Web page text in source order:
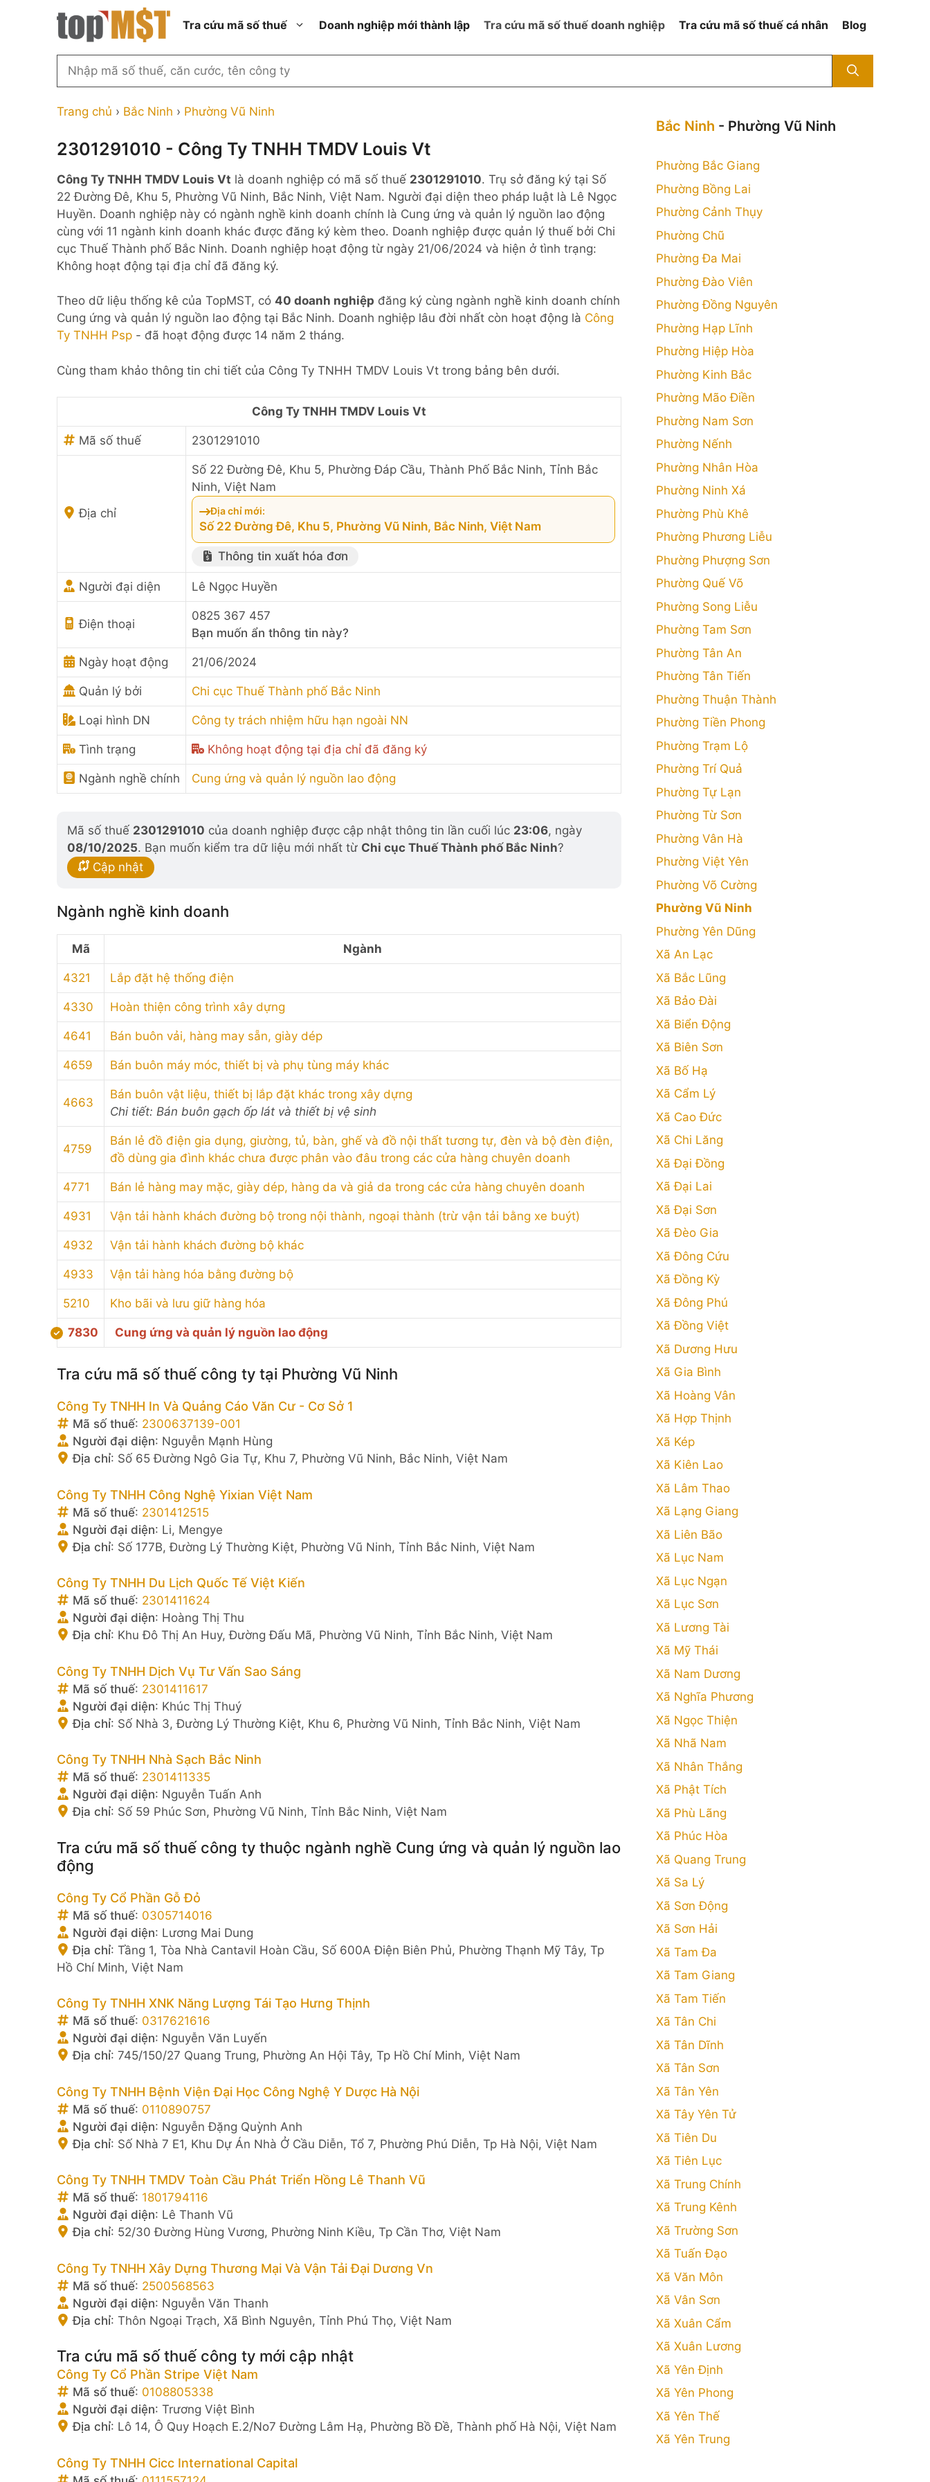
Tra cứu mã số thuế
Thành phố Hồ Chí Minh
Thành phố Hà Nội
Thành phố Đà Nẵng
Thành phố Hải Phòng
Thanh Hóa
Bắc Ninh
Nghệ An
Công ty cổ phần ngoài NN
Công ty hợp doanh
thành viên ngoài NN
thành viên trở lên ngoài NN
Công ty trách nhiệm hữu hạn
ngoài NN
Doanh nghiệp 100% vốn đầu tư
nước ngoài
Nhà nước
Ngừng hoạt động nhưng chưa
hoàn thành thủ tục đóng MST
Không hoạt động tại địa chỉ đã
đăng ký
Doanh nghiệp mới thành lập Tra cứu mã số thuế doanh nghiệp Tra cứu mã số thuế cá nhân Blog
Tìm
theo
công
người
đại
diện
hoặc
mã
số
...
Trang chủ › Bắc Ninh › Phường Vũ Ninh
2301291010 - Công Ty TNHH TMDV Louis Vt
Công Ty TNHH TMDV Louis Vt là doanh nghiệp có mã số thuế 2301291010. Trụ sở đăng ký tại Số
22 Đường Đê, Khu 5, Phường Vũ Ninh, Bắc Ninh, Việt Nam. Người đại diện theo pháp luật là Lê Ngọc
Huyền. Doanh nghiệp này có ngành nghề kinh doanh chính là Cung ứng và quản lý nguồn lao động
cùng với 11 ngành kinh doanh khác được đăng ký kèm theo. Doanh nghiệp được quản lý thuế bởi Chi
cục Thuế Thành phố Bắc Ninh. Doanh nghiệp hoạt động từ ngày 21/06/2024 và hiện ở tình trạng:
Không hoạt động tại địa chỉ đã đăng ký.
Theo dữ liệu thống kê của TopMST, có 40 doanh nghiệp đăng ký cùng ngành nghề kinh doanh chính
Cung ứng và quản lý nguồn lao động tại Bắc Ninh. Doanh nghiệp lâu đời nhất còn hoạt động là Công
Ty TNHH Psp - đã hoạt động được 14 năm 2 tháng.
Cùng tham khảo thông tin chi tiết của Công Ty TNHH TMDV Louis Vt trong bảng bên dưới.
Công Ty TNHH TMDV Louis Vt
Mã số thuế 2301291010
Địa chỉ
Số 22 Đường Đê, Khu 5, Phường Đáp Cầu, Thành Phố Bắc Ninh, Tỉnh Bắc
Ninh, Việt Nam
Địa chỉ mới:
Số 22 Đường Đê, Khu 5, Phường Vũ Ninh, Bắc Ninh, Việt Nam
Thông tin xuất hóa đơn
Người đại diện Lê Ngọc Huyền
Điện thoại
0825 367 457
Bạn muốn ẩn thông tin này?
Ngày hoạt động 21/06/2024
Quản lý bởi Chi cục Thuế Thành phố Bắc Ninh
Loại hình DN Công ty trách nhiệm hữu hạn ngoài NN
Tình trạng Không hoạt động tại địa chỉ đã đăng ký
Ngành nghề chính Cung ứng và quản lý nguồn lao động
Mã số thuế 2301291010 của doanh nghiệp được cập nhật thông tin lần cuối lúc 23:06, ngày
08/10/2025. Bạn muốn kiểm tra dữ liệu mới nhất từ Chi cục Thuế Thành phố Bắc Ninh?
Cập nhật
Ngành nghề kinh doanh
Mã Ngành
4321 Lắp đặt hệ thống điện
4330 Hoàn thiện công trình xây dựng
4641 Bán buôn vải, hàng may sẵn, giày dép
4659 Bán buôn máy móc, thiết bị và phụ tùng máy khác
4663
Bán buôn vật liệu, thiết bị lắp đặt khác trong xây dựng
Chi tiết: Bán buôn gạch ốp lát và thiết bị vệ sinh
4759
Bán lẻ đồ điện gia dụng, giường, tủ, bàn, ghế và đồ nội thất tương tự, đèn và bộ đèn điện,
đồ dùng gia đình khác chưa được phân vào đâu trong các cửa hàng chuyên doanh
4771 Bán lẻ hàng may mặc, giày dép, hàng da và giả da trong các cửa hàng chuyên doanh
4931 Vận tải hành khách đường bộ trong nội thành, ngoại thành (trừ vận tải bằng xe buýt)
4932 Vận tải hành khách đường bộ khác
4933 Vận tải hàng hóa bằng đường bộ
5210 Kho bãi và lưu giữ hàng hóa
7830 Cung ứng và quản lý nguồn lao động
Tra cứu mã số thuế công ty tại Phường Vũ Ninh
Công Ty TNHH In Và Quảng Cáo Văn Cư - Cơ Sở 1
Mã số thuế: 2300637139-001
Người đại diện: Nguyễn Mạnh Hùng
Địa chỉ: Số 65 Đường Ngô Gia Tự, Khu 7, Phường Vũ Ninh, Bắc Ninh, Việt Nam
Công Ty TNHH Công Nghệ Yixian Việt Nam
Mã số thuế: 2301412515
Người đại diện: Li, Mengye
Địa chỉ: Số 177B, Đường Lý Thường Kiệt, Phường Vũ Ninh, Tỉnh Bắc Ninh, Việt Nam
Công Ty TNHH Du Lịch Quốc Tế Việt Kiến
Mã số thuế: 2301411624
Người đại diện: Hoàng Thị Thu
Địa chỉ: Khu Đô Thị An Huy, Đường Đấu Mã, Phường Vũ Ninh, Tỉnh Bắc Ninh, Việt Nam
Công Ty TNHH Dịch Vụ Tư Vấn Sao Sáng
Mã số thuế: 2301411617
Người đại diện: Khúc Thị Thuý
Địa chỉ: Số Nhà 3, Đường Lý Thường Kiệt, Khu 6, Phường Vũ Ninh, Tỉnh Bắc Ninh, Việt Nam
Công Ty TNHH Nhà Sạch Bắc Ninh
Mã số thuế: 2301411335
Người đại diện: Nguyễn Tuấn Anh
Địa chỉ: Số 59 Phúc Sơn, Phường Vũ Ninh, Tỉnh Bắc Ninh, Việt Nam
Tra cứu mã số thuế công ty thuộc ngành nghề Cung ứng và quản lý nguồn lao
động
Công Ty Cổ Phần Gỗ Đỏ
Mã số thuế: 0305714016
Người đại diện: Lương Mai Dung
Địa chỉ: Tầng 1, Tòa Nhà Cantavil Hoàn Cầu, Số 600A Điện Biên Phủ, Phường Thạnh Mỹ Tây, Tp
Hồ Chí Minh, Việt Nam
Công Ty TNHH XNK Năng Lượng Tái Tạo Hưng Thịnh
Mã số thuế: 0317621616
Người đại diện: Nguyễn Văn Luyến
Địa chỉ: 745/150/27 Quang Trung, Phường An Hội Tây, Tp Hồ Chí Minh, Việt Nam
Công Ty TNHH Bệnh Viện Đại Học Công Nghệ Y Dược Hà Nội
Mã số thuế: 0110890757
Người đại diện: Nguyễn Đặng Quỳnh Anh
Địa chỉ: Số Nhà 7 E1, Khu Dự Án Nhà Ở Cầu Diễn, Tổ 7, Phường Phú Diễn, Tp Hà Nội, Việt Nam
Công Ty TNHH TMDV Toàn Cầu Phát Triển Hồng Lê Thanh Vũ
Mã số thuế: 1801794116
Người đại diện: Lê Thanh Vũ
Địa chỉ: 52/30 Đường Hùng Vương, Phường Ninh Kiều, Tp Cần Thơ, Việt Nam
Công Ty TNHH Xây Dựng Thương Mại Và Vận Tải Đại Dương Vn
Mã số thuế: 2500568563
Người đại diện: Nguyễn Văn Thanh
Địa chỉ: Thôn Ngoại Trạch, Xã Bình Nguyên, Tỉnh Phú Thọ, Việt Nam
Tra cứu mã số thuế công ty mới cập nhật
Công Ty Cổ Phần Stripe Việt Nam
Mã số thuế: 0108805338
Người đại diện: Trương Việt Bình
Địa chỉ: Lô 14, Ô Quy Hoạch E.2/No7 Đường Lâm Hạ, Phường Bồ Đề, Thành phố Hà Nội, Việt Nam
Công Ty TNHH Cicc International Capital
Bắc Ninh - Phường Vũ Ninh
Phường Bắc Giang
Phường Bồng Lai
Phường Cảnh Thụy
Phường Chũ
Phường Đa Mai
Phường Đào Viên
Phường Đồng Nguyên
Phường Hạp Lĩnh
Phường Hiệp Hòa
Phường Kinh Bắc
Phường Mão Điền
Phường Nam Sơn
Phường Nếnh
Phường Nhân Hòa
Phường Ninh Xá
Phường Phù Khê
Phường Phương Liễu
Phường Phượng Sơn
Phường Quế Võ
Phường Song Liễu
Phường Tam Sơn
Phường Tân An
Phường Tân Tiến
Phường Thuận Thành
Phường Tiền Phong
Phường Trạm Lộ
Phường Trí Quả
Phường Tự Lạn
Phường Từ Sơn
Phường Vân Hà
Phường Việt Yên
Phường Võ Cường
Phường Vũ Ninh
Phường Yên Dũng
Xã An Lạc
Xã Bắc Lũng
Xã Bảo Đài
Xã Biển Động
Xã Biên Sơn
Xã Bố Hạ
Xã Cẩm Lý
Xã Cao Đức
Xã Chi Lăng
Xã Đại Đồng
Xã Đại Lai
Xã Đại Sơn
Xã Đèo Gia
Xã Đông Cứu
Xã Đồng Kỳ
Xã Đông Phú
Xã Đồng Việt
Xã Dương Hưu
Xã Gia Bình
Xã Hoàng Vân
Xã Hợp Thịnh
Xã Kép
Xã Kiên Lao
Xã Lâm Thao
Xã Lạng Giang
Xã Liên Bão
Xã Lục Nam
Xã Lục Ngạn
Xã Lục Sơn
Xã Lương Tài
Xã Mỹ Thái
Xã Nam Dương
Xã Nghĩa Phương
Xã Ngọc Thiện
Xã Nhã Nam
Xã Nhân Thắng
Xã Phật Tích
Xã Phù Lãng
Xã Phúc Hòa
Xã Quang Trung
Xã Sa Lý
Xã Sơn Động
Xã Sơn Hải
Xã Tam Đa
Xã Tam Giang
Xã Tam Tiến
Xã Tân Chi
Xã Tân Dĩnh
Xã Tân Sơn
Xã Tân Yên
Xã Tây Yên Tử
Xã Tiên Du
Xã Tiên Lục
Xã Trung Chính
Xã Trung Kênh
Xã Trường Sơn
Xã Tuấn Đạo
Xã Văn Môn
Xã Vân Sơn
Xã Xuân Cẩm
Xã Xuân Lương
Xã Yên Định
Xã Yên Phong
Xã Yên Thế
Xã Yên Trung